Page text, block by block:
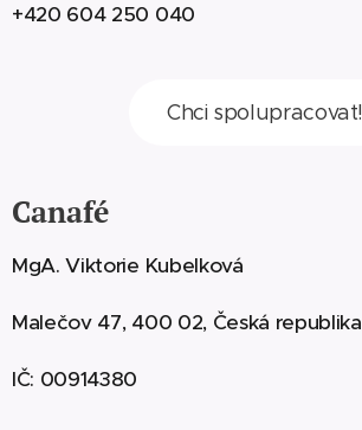
+420 604 250 040
Chci spolupracovat!
Canafé
MgA. Viktorie Kubelková
Malečov 47, 400 02, Česká republika
IČ: 00914380